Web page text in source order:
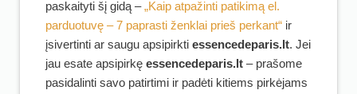
paskaityti šį gidą –„Kaip atpažinti patikimą el.
parduotuvę – 7 paprasti ženklai prieš perkant“ ir
įsivertinti ar saugu apsipirkti essencedeparis.lt. Jei
jau esate apsipirkę essencedeparis.lt – prašome
pasidalinti savo patirtimi ir padėti kitiems pirkėjams